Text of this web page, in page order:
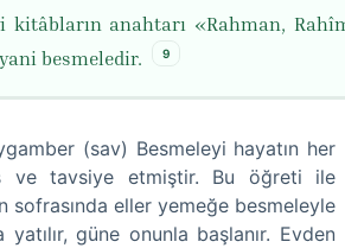
kitâbların anahtarı «Rahman,
besmeledir.
9
(sav) Besmeleyi hayatın her
ve tavsiye etmiştir. Bu öğreti ile
sofrasında eller yemeğe besmeleyle
yatılır, güne onunla başlanır. Evden